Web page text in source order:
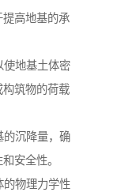
高地基的承
使地基土体密
筑物的荷载
的沉降量，确
安全性。
的物理力学性